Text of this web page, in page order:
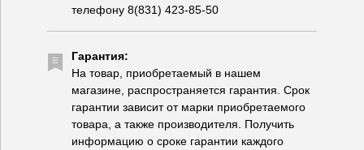
телефону 8(831) 423-85-50
Гарантия:
На товар, приобретаемый в нашем
магазине, распространяется гарантия. Срок
гарантии зависит от марки приобретаемого
товара, а также производителя. Получить
информацию о сроке гарантии каждого